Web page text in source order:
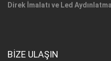
Direk İmalatı ve Led
BİZE ULAŞIN